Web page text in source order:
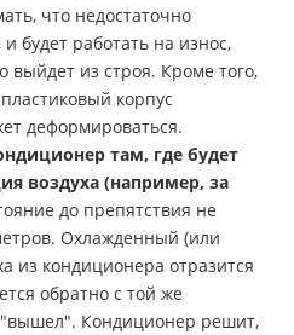
что недостаточно
будет работать на износ,
выйдет из строя. Кроме того,
корпус
деформироваться.
там, где будет
воздуха (например, за
до препятствия не
Охлажденный (или
из кондиционера отразится
обратно с той же
"вышел". Кондиционер решит,